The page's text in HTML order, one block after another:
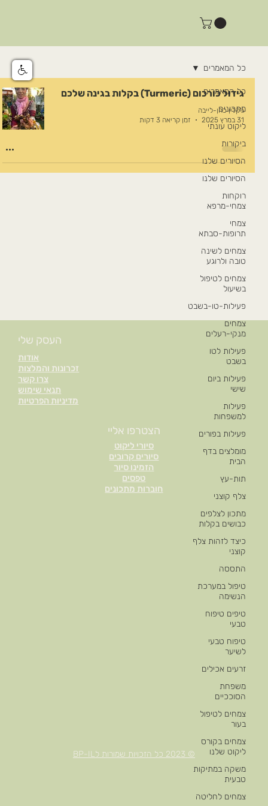
כל המאמרים
מתכונים
ליקוט עונתי
ביקורות
הסיורים שלנו
הסיורים שלנו
רוקחות
צמחי-מרפא
צמחי
תרופות-סבתא
צמחים לשינה
טובה ולרוגע
צמחים לטיפול
בשיעול
פעילות-טו-בשבט
צמחים
מנקי-רעלים
פעילות לטו
בשבט
פעילות ביום
שישי
פעילות
למשפחות
פעילות בפורים
מומלצים בדף
הבית
תות-עץ
צלף קוצני
מתכון לצלפים
כבושים בקלות
כיצד לזהות צלף
קוצני
התססה
טיפול במערכת
הנשימה
טיפים טיפוח
טבעי
טיפוח טבעי
לשיער
זרעים אכילים
משפחת
הסוככיים
צמחים לטיפול
בעור
צמחים בקורס
ליקוט שלנו
משקה במתיקות
טבעית
צמחים לחליטה
כל המאמרים
גידול כורכום (Turmeric) בקלות בגינה שלכם
ג'קלין כהן-לייבה
31 במרץ 2025
זמן קריאה 3 דקות
אודות
זכרונות והמלצות
צרו קשר
תנאי שימוש
מדיניות הפרטיות
העסק שלי
סיורי ליקוט
סיורים קרובים
הזמינו סיור
טפסים
חוברות מתכונים
הצטרפו אליי
© 2023 כל הזכויות שמורות לBP-IL